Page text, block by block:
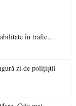
Polițiștii sătmăreni fac apel la responsabilitate în trafic…
zi de polițiștii